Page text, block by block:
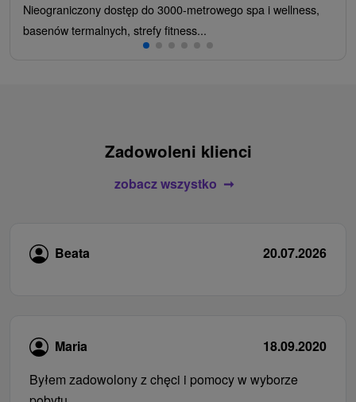
Nieograniczony dostęp do 3000-metrowego spa i wellness,
basenów termalnych, strefy fitness...
Zadowoleni klienci
zobacz wszystko
Beata 20.07.2026
Maria
18.09.2020
Byłem zadowolony z chęci i pomocy w wyborze